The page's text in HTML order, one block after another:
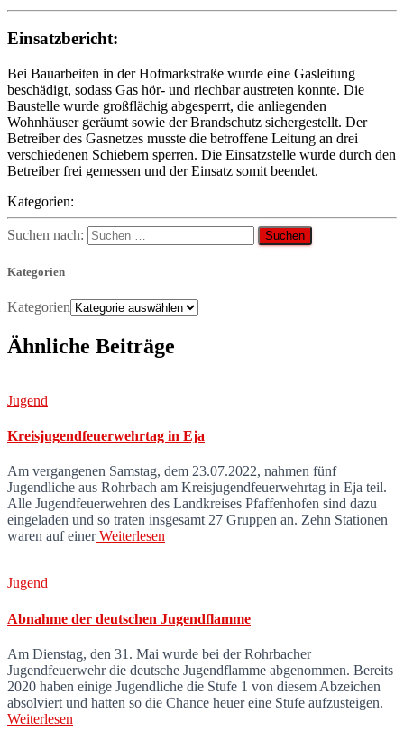
Einsatzbericht:
Bei Bauarbeiten in der Hofmarkstraße wurde eine Gasleitung
beschädigt, sodass Gas hör- und riechbar austreten konnte. Die
Baustelle wurde großflächig abgesperrt, die anliegenden
Wohnhäuser geräumt sowie der Brandschutz sichergestellt. Der
Betreiber des Gasnetzes musste die betroffene Leitung an drei
verschiedenen Schiebern sperren. Die Einsatzstelle wurde durch den
Betreiber frei gemessen und der Einsatz somit beendet.
Kategorien:
Suchen nach:
Kategorien
Kategorien
Ähnliche Beiträge
Jugend
Kreisjugendfeuerwehrtag in Eja
Am vergangenen Samstag, dem 23.07.2022, nahmen fünf
Jugendliche aus Rohrbach am Kreisjugendfeuerwehrtag in Eja teil.
Alle Jugendfeuerwehren des Landkreises Pfaffenhofen sind dazu
eingeladen und so traten insgesamt 27 Gruppen an. Zehn Stationen
waren auf einerWeiterlesen
Jugend
Abnahme der deutschen Jugendflamme
Am Dienstag, den 31. Mai wurde bei der Rohrbacher
Jugendfeuerwehr die deutsche Jugendflamme abgenommen. Bereits
2020 haben einige Jugendliche die Stufe 1 von diesem Abzeichen
absolviert und hatten so die Chance heuer eine Stufe aufzusteigen.
Weiterlesen